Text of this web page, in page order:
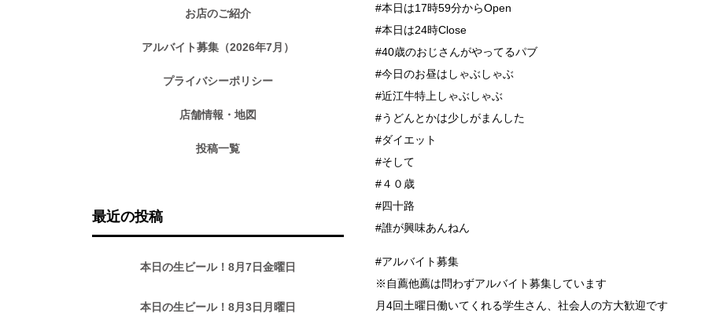
#本日は17時59分からOpen
#本日は24時Close
#40歳のおじさんがやってるパブ
#今日のお昼はしゃぶしゃぶ
#近江牛特上しゃぶしゃぶ
#うどんとかは少しがまんした
#ダイエット
#そして
#４０歳
#四十路
#誰が興味あんねん
#アルバイト募集
※自薦他薦は問わずアルバイト募集しています
月4回土曜日働いてくれる学生さん、社会人の方大歓迎です
お店のご紹介
アルバイト募集（2026年7月）
プライバシーポリシー
店舗情報・地図
投稿一覧
最近の投稿
本日の生ビール！8月7日金曜日
本日の生ビール！8月3日月曜日